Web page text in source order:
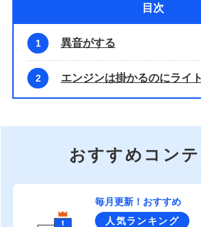
目次
1 異音がする
2 エンジンは掛かるのにライ
おすすめコン
毎月更新！おすすめ
人気ランキング